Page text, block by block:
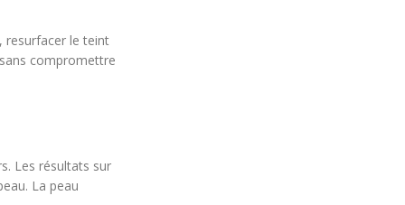
resurfacer le teint
compromettre
Les résultats sur
La peau